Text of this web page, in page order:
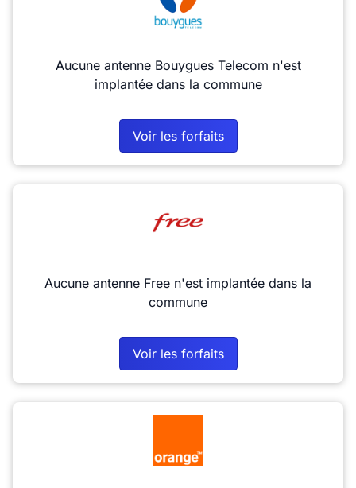
Aucune antenne Bouygues Telecom n'est
implantée dans la commune
Voir les forfaits
Aucune antenne Free n'est implantée dans la
commune
Voir les forfaits